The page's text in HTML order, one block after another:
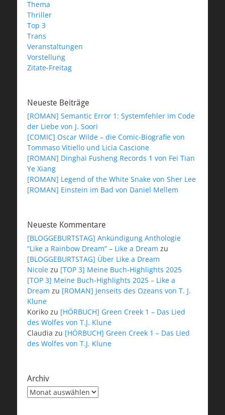
Thema
Thriller
Top 3
Trans
Veranstaltungen
Vorstellung
Zitate-Freitag
Neueste Beiträge
[ROMAN] Semantic Error 1: Systemfehler im Code
der Liebe von J. Soori
[COMIC] Oscar Wilde – die Comic-Biografie von
Tommaso Vitiello und Licia Cascione
[ROMAN] Dinghai Fusheng Records 1 von Fei Tian
Ye Xiang
[ROMAN] Legend of the White Snake von Sher Lee
[ROMAN] Einstein im Bad von Daniel Mellem
Neueste Kommentare
[BLOGGEBURTSTAG] Ankündigung Anthologie
“Like a Rainbow Dream” – Like a Dream zu
[BLOGGEBURTSTAG] Über Like a Dream
Nicole zu [TOP 3] Meine Buch-Highlights 2025
[TOP 3] Meine Buch-Highlights 2025 – Like a
Dream zu [ROMAN] Jenseits des Ozeans von T. J.
Klune
Koriko zu [HÖRBUCH] Green Creek 1 – Das Lied
des Wolfes von T.J. Klune
Claudia zu [HÖRBUCH] Green Creek 1 – Das Lied
des Wolfes von T.J. Klune
Archiv
Archiv